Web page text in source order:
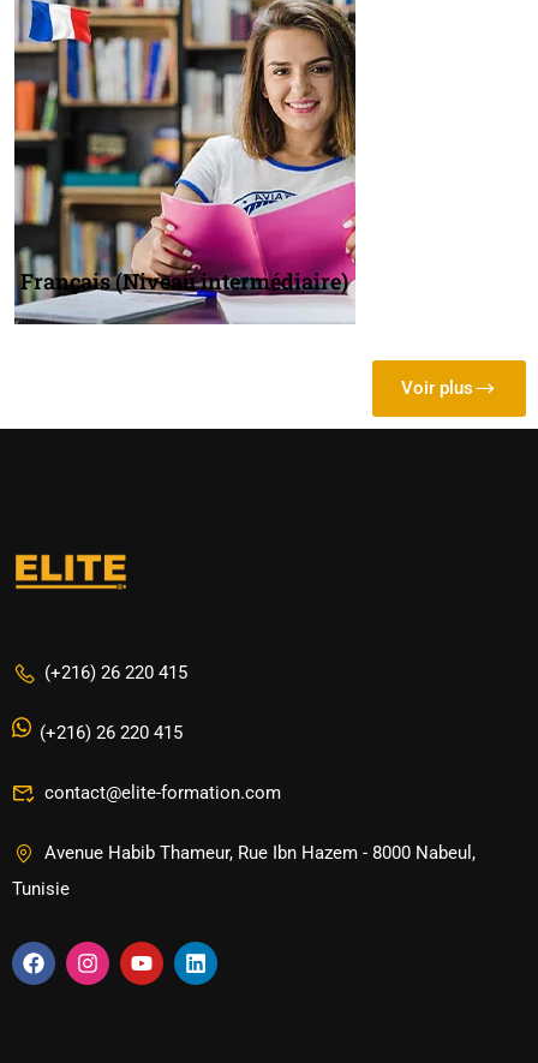
Français (Niveau intermédiaire)
Voir plus
(+216) 26 220 415
(+216) 26 220 415
contact@elite-formation.com
Avenue Habib Thameur, Rue Ibn Hazem - 8000 Nabeul,
Tunisie